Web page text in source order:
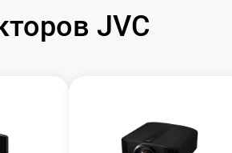
JVC